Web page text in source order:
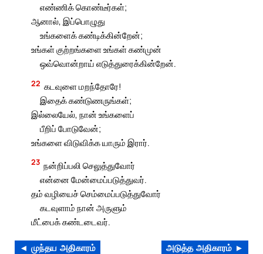
எண்ணிக் கொண்டீர்கள்;
ஆனால், இப்பொழுது
உங்களைக் கண்டிக்கின்றேன்;
உங்கள் குற்றங்களை உங்கள் கண்முன்
ஒவ்வொன்றாய் எடுத்துரைக்கின்றேன்.
22 கடவுளை மறந்தோரே!
இதைக் கண்டுணருங்கள்;
இல்லையேல், நான் உங்களைப்
பீறிப் போடுவேன்;
உங்களை விடுவிக்க யாரும் இரார்.
23 நன்றிப்பலி செலுத்துவோர்
என்னை மேன்மைப்படுத்துவர்.
தம் வழியைச் செம்மைப்படுத்துவோர்
கடவுளாம் நான் அருளும்
மீட்பைக் கண்டடைவர்.
◄ முந்தய அதிகாரம் அடுத்த அதிகாரம் ►